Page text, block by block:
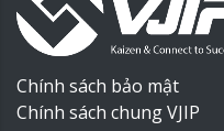
Chính sách bảo mật
Chính sách chung VJIP